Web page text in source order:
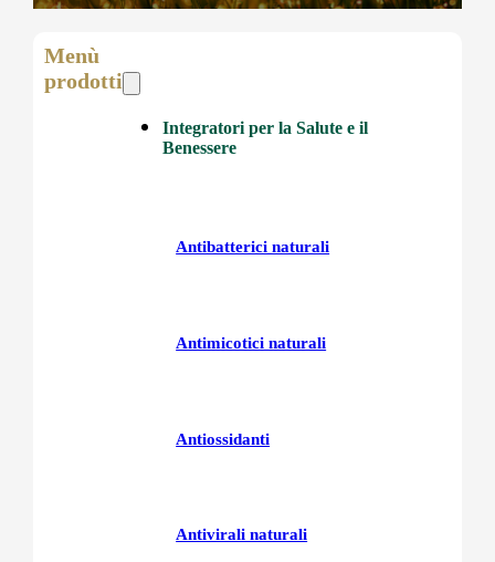
Menù
prodotti
Integratori per la Salute e il
Benessere
Antibatterici naturali
Antimicotici naturali
Antiossidanti
Antivirali naturali